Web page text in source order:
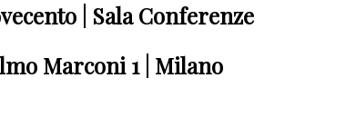
| Sala Conferenze
Marconi 1 | Milano